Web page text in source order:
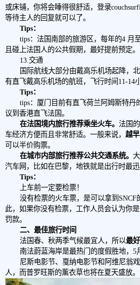
或床铺，你将会睡得很舒适，登录
等待主人的回复就可以了。
Tips：
tips：法国南部的旅游区，每年的4 月
且碰上法国人的公共假期，最好提前预定。
13.交通
国际航线大部分由戴高乐机场起降，
有直飞戴高乐机场的航班，飞行时间11-14小
Tips：
tips：厦门目前有直飞荷兰阿姆斯特丹
议到香港直飞法国。
在法国境内旅行推荐乘坐火车。 法国
车经济方便而且非常舒适。一般来说， 越
可以半价购票。
在城市内部旅行推荐公共交通系统。
汽车网，比如在巴黎，地铁就是出行时最迅
Tips：
上车前一定要检票！
没有检票的火车票，是可以拿到SNCF
此，如果你没有检票，工作人员会认为你
罚款。
二、最佳旅行时间
法国春、秋两季气候最宜人，所以最
南法蔚蓝海岸是最热门的度假胜地，5
尼斯电影节、戛纳电影节和阿维尼翁
人，而普罗旺斯的薰衣草也将在夏天盛放。